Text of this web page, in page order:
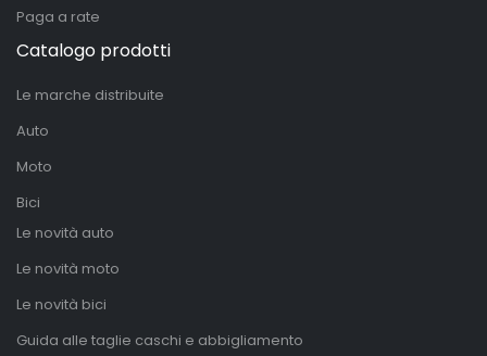
Paga a rate
Catalogo prodotti
Le marche distribuite
Auto
Moto
Bici
Le novità auto
Le novità moto
Le novità bici
Guida alle taglie caschi e abbigliamento